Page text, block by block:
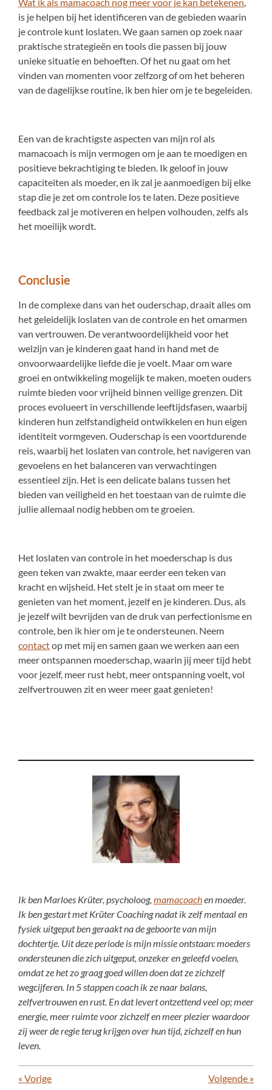
Wat ik als mamacoach nog meer voor je kan betekenen,
is je helpen bij het identificeren van de gebieden waarin
je controle kunt loslaten. We gaan samen op zoek naar
praktische strategieën en tools die passen bij jouw
unieke situatie en behoeften. Of het nu gaat om het
vinden van momenten voor zelfzorg of om het beheren
van de dagelijkse routine, ik ben hier om je te begeleiden.
Een van de krachtigste aspecten van mijn rol als
mamacoach is mijn vermogen om je aan te moedigen en
positieve bekrachtiging te bieden. Ik geloof in jouw
capaciteiten als moeder, en ik zal je aanmoedigen bij elke
stap die je zet om controle los te laten. Deze positieve
feedback zal je motiveren en helpen volhouden, zelfs als
het moeilijk wordt.
Conclusie
In de complexe dans van het ouderschap, draait alles om
het geleidelijk loslaten van de controle en het omarmen
van vertrouwen. De verantwoordelijkheid voor het
welzijn van je kinderen gaat hand in hand met de
onvoorwaardelijke liefde die je voelt. Maar om ware
groei en ontwikkeling mogelijk te maken, moeten ouders
ruimte bieden voor vrijheid binnen veilige grenzen. Dit
proces evolueert in verschillende leeftijdsfasen, waarbij
kinderen hun zelfstandigheid ontwikkelen en hun eigen
identiteit vormgeven. Ouderschap is een voortdurende
reis, waarbij het loslaten van controle, het navigeren van
gevoelens en het balanceren van verwachtingen
essentieel zijn. Het is een delicate balans tussen het
bieden van veiligheid en het toestaan van de ruimte die
jullie allemaal nodig hebben om te groeien.
Het loslaten van controle in het moederschap is dus
geen teken van zwakte, maar eerder een teken van
kracht en wijsheid. Het stelt je in staat om meer te
genieten van het moment, jezelf en je kinderen. Dus, als
je jezelf wilt bevrijden van de druk van perfectionisme en
controle, ben ik hier om je te ondersteunen. Neem
contactop met mij en samen gaan we werken aan een
meer ontspannen moederschap, waarin jij meer tijd hebt
voor jezelf, meer rust hebt, meer ontspanning voelt, vol
zelfvertrouwen zit en weer meer gaat genieten!
Ik ben Marloes Krüter, psycholoog, mamacoachen moeder.
Ik ben gestart met Krüter Coaching nadat ik zelf mentaal en
fysiek uitgeput ben geraakt na de geboorte van mijn
dochtertje. Uit deze periode is mijn missie ontstaan: moeders
ondersteunen die zich uitgeput, onzeker en geleefd voelen,
omdat ze het zo graag goed willen doen dat ze zichzelf
wegcijferen. In 5 stappen coach ik ze naar balans,
zelfvertrouwen en rust. En dat levert ontzettend veel op; meer
energie, meer ruimte voor zichzelf en meer plezier waardoor
zij weer de regie terug krijgen over hun tijd, zichzelf en hun
leven.
« Vorige Volgende »